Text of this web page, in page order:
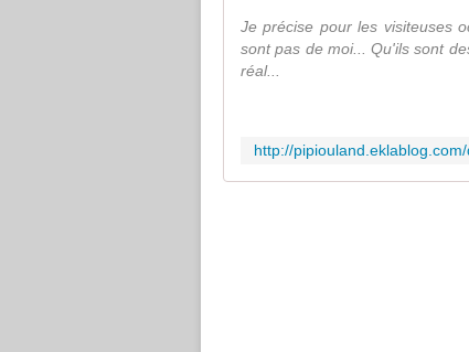
Je précise pour les visiteuses
sont pas de moi... Qu'ils sont
réal...
http://